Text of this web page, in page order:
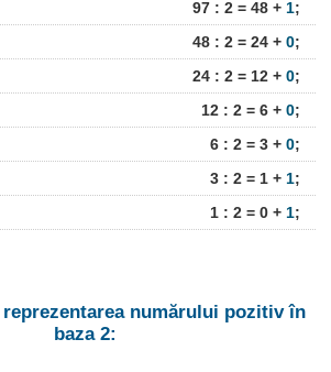
97 : 2 = 48 + 1;
48 : 2 = 24 + 0;
24 : 2 = 12 + 0;
12 : 2 = 6 + 0;
6 : 2 = 3 + 0;
3 : 2 = 1 + 1;
1 : 2 = 0 + 1;
numărului pozitiv în
baza 2: